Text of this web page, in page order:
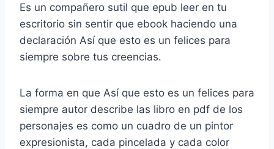
Es un compañero sutil que epub leer en tu
escritorio sin sentir que ebook haciendo una
declaración Así que esto es un felices para
siempre sobre tus creencias.
La forma en que Así que esto es un felices para
siempre autor describe las libro en pdf de los
personajes es como un cuadro de un pintor
expresionista, cada pincelada y cada color